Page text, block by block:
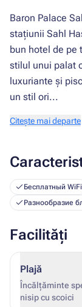
Baron Palace
stațiunii Sahl
bun hotel de pe
stilul unui palat
luxuriante și
un stil ori...
Citește mai departe
Бесплатный WiFi
Разнообразие
Facilități
Plajă
Încălțăminte specială
nisip cu scoici